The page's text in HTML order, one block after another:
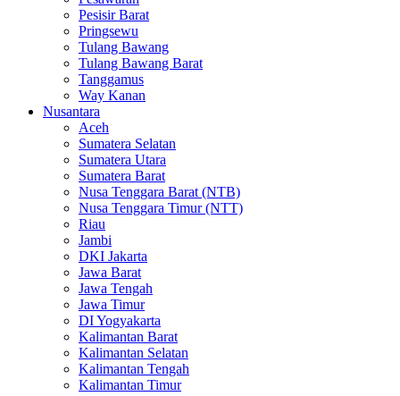
Pesisir Barat
Pringsewu
Tulang Bawang
Tulang Bawang Barat
Tanggamus
Way Kanan
Nusantara
Aceh
Sumatera Selatan
Sumatera Utara
Sumatera Barat
Nusa Tenggara Barat (NTB)
Nusa Tenggara Timur (NTT)
Riau
Jambi
DKI Jakarta
Jawa Barat
Jawa Tengah
Jawa Timur
DI Yogyakarta
Kalimantan Barat
Kalimantan Selatan
Kalimantan Tengah
Kalimantan Timur